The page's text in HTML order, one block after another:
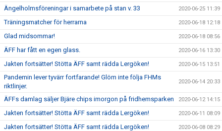
Ängelholmsföreningar i samarbete på stan v. 33 2020-06-25 11:39
Träningsmatcher för herrarna 2020-06-18 12:18
Glad midsommar! 2020-06-18 08:56
ÄFF har fått en egen glass. 2020-06-16 13:30
Jakten fortsätter! Stötta ÄFF samt rädda Lergöken! 2020-06-15 13:51
Pandemin lever tyvärr fortfarande! Glöm inte följa FHMs
riktlinjer.
2020-06-14 20:33
ÄFFs damlag säljer Bjäre chips imorgon på fridhemsparken 2020-06-12 14:15
Jakten fortsätter! Stötta ÄFF samt rädda Lergöken! 2020-06-11 08:09
Jakten fortsätter! Stötta ÄFF samt rädda Lergöken! 2020-06-08 08:29